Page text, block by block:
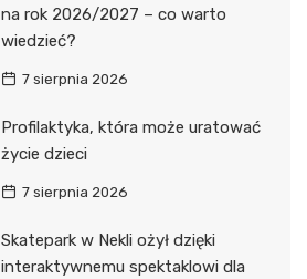
na rok 2026/2027 – co warto
wiedzieć?
7 sierpnia 2026
Profilaktyka, która może uratować
życie dzieci
7 sierpnia 2026
Skatepark w Nekli ożył dzięki
interaktywnemu spektaklowi dla